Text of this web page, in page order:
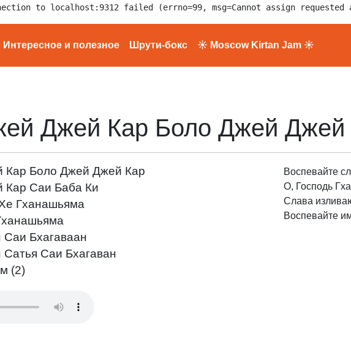
to localhost:9312 failed (errno=99, msg=Cannot assign requested
Интересное и полезное Шрути-бокс ☀ Moscow Kirtan Jam ☀
Джей Кар Боло Джей Джей
Кар Боло Джей Джей Кар
Кар Саи Баба Ки
Гханашьяма
Бхагаваан
Саи Бхагаван
(2)
Воспевайте
О, Господь
Слава
Воспевайте